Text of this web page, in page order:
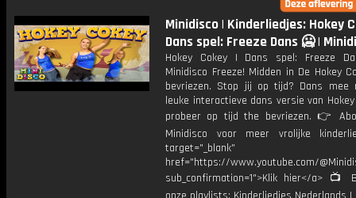
Minidisco | Kinderliedjes: Hokey
Dans spel: Freeze Dans 🥶 |
Hokey Cokey | Dans spel: Freeze
Minidisco Freeze! Midden in De Hokey
bevriezen. Stop jij op tijd? Dans mee
leuke interactieve dans versie van
probeer op tijd the bevriezen. 👉
Minidisco voor meer vrolijke
target="_blank"
href="https://www.youtube.com/
sub_confirmation=1">Klik hier</a> 📺